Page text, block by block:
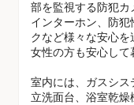
部を監視する防犯
インターホン、防
クなど様々な安心を
女性の方も安心して
室内には、ガスシス
立洗面台、浴室乾